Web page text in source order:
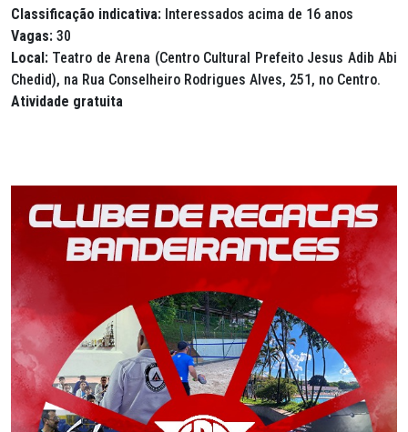
Classificação indicativa: Interessados acima de 16 anos
Vagas: 30
Local: Teatro de Arena (Centro Cultural Prefeito Jesus Adib Abi
Chedid), na Rua Conselheiro Rodrigues Alves, 251, no Centro.
Atividade gratuita